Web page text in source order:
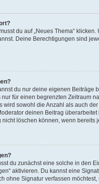
du auf „Neues Thema“
Deine Berechtigungen sind
du nur deine eigenen
für einen begrenzten Zeitraum
sowohl die Anzahl als auch
deinen Beitrag
löschen können, wenn bereits
du zunächst eine solche in den
aktivieren. Du kannst eine
ohne Signatur verfassen